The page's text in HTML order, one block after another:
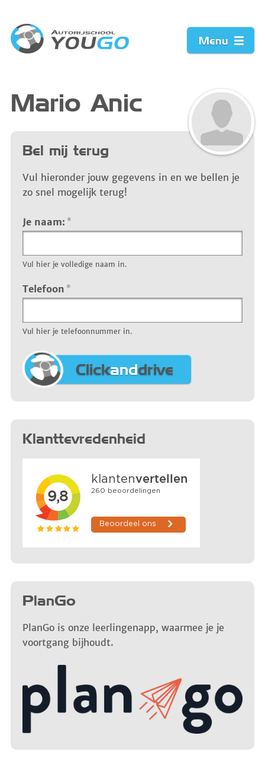
Menu
Werkwijze
Acties
Vacature
Contact
Mario Anic
Bel mij terug
Vul hieronder jouw gegevens in en we bellen je
zo snel mogelijk terug!
Je naam: *
Vul hier je volledige naam in.
Telefoon *
Vul hier je telefoonnummer in.
Clickanddrive
Klanttevredenheid
PlanGo
PlanGo is onze leerlingenapp, waarmee je je
voortgang bijhoudt.